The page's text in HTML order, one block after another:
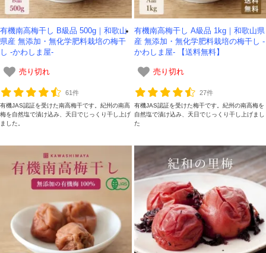
有機南高梅干し B級品 500g｜和歌山
県産 無添加・無化学肥料栽培の梅干
し -かわしま屋-
売り切れ
61件
有機JAS認証を受けた南高梅干です。紀州の南高
梅を自然塩で漬け込み、天日でじっくり干し上げ
ました。
有機南高梅干し A級品 1kg｜和歌山県
産 無添加・無化学肥料栽培の梅干し -
かわしま屋- 【送料無料】
売り切れ
27件
有機JAS認証を受けた梅干です。紀州の南高梅を
自然塩で漬け込み、天日でじっくり干し上げまし
た